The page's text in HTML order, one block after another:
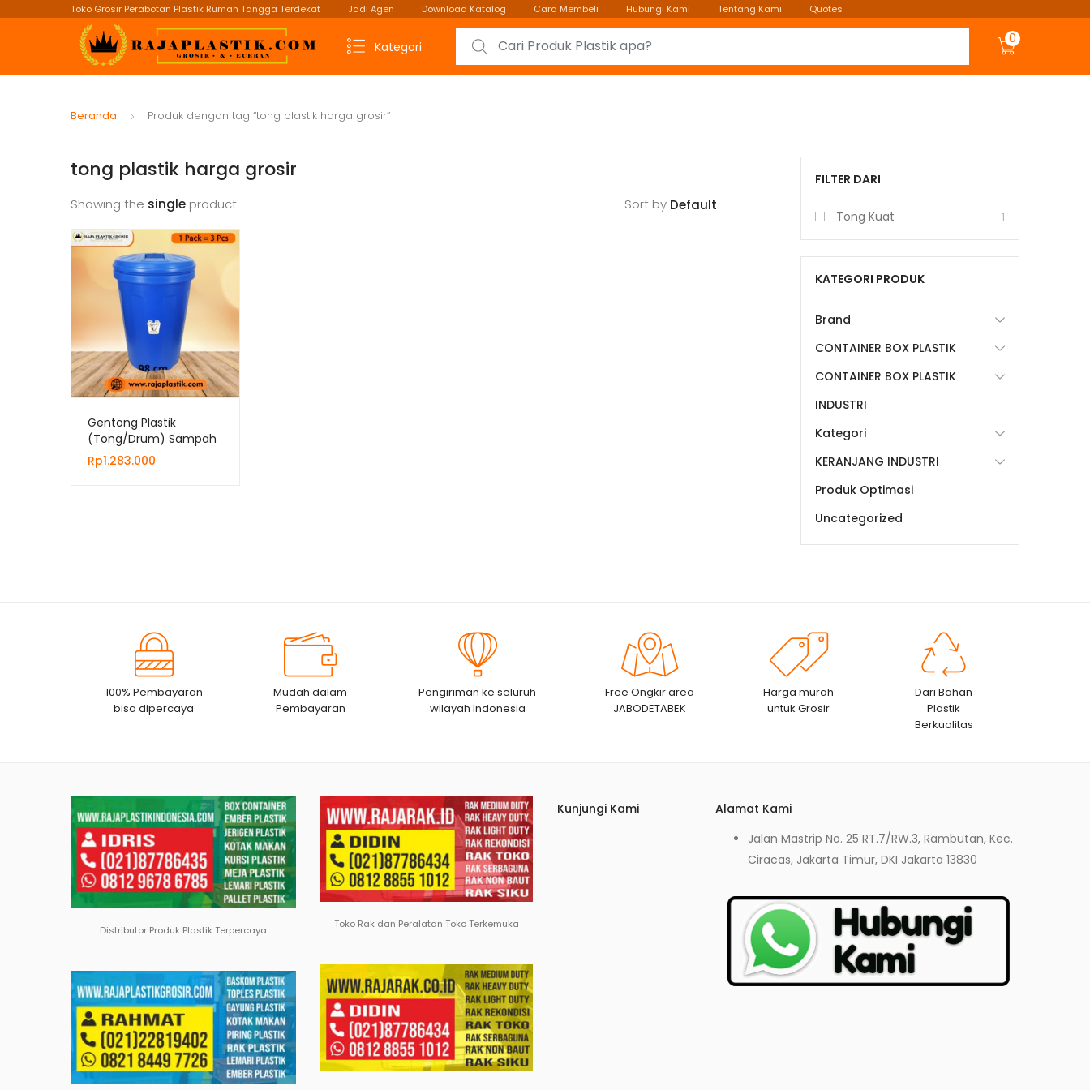
Toko Grosir Perabotan Plastik Rumah Tangga Terdekat Jadi Agen Download Katalog Cara Membeli Hubungi Kami Tentang Kami Quotes
Kategori
Search for: 0
Beranda Produk dengan tag “tong plastik harga grosir”
tong plastik harga grosir
Showing the single product Sort by
Gentong Plastik
(Tong/Drum) Sampah
Vol. 250 Liter, Jual Harga
Grosir
Rp1.283.000
FILTER DARI
Tong Kuat 1
KATEGORI PRODUK
Brand
CONTAINER BOX PLASTIK
CONTAINER BOX PLASTIK
INDUSTRI
Kategori
KERANJANG INDUSTRI
Produk Optimasi
Uncategorized
100% Pembayaran
bisa dipercaya
Mudah dalam
Pembayaran
Pengiriman ke seluruh
wilayah Indonesia
Free Ongkir area
JABODETABEK
Harga murah
untuk Grosir
Dari Bahan
Plastik
Berkualitas
Distributor Produk Plastik Terpercaya Toko Rak dan Peralatan Toko Terkemuka
Kunjungi Kami
Alamat Kami
Jalan Mastrip No. 25 RT.7/RW.3, Rambutan, Kec.
Ciracas, Jakarta Timur, DKI Jakarta 13830